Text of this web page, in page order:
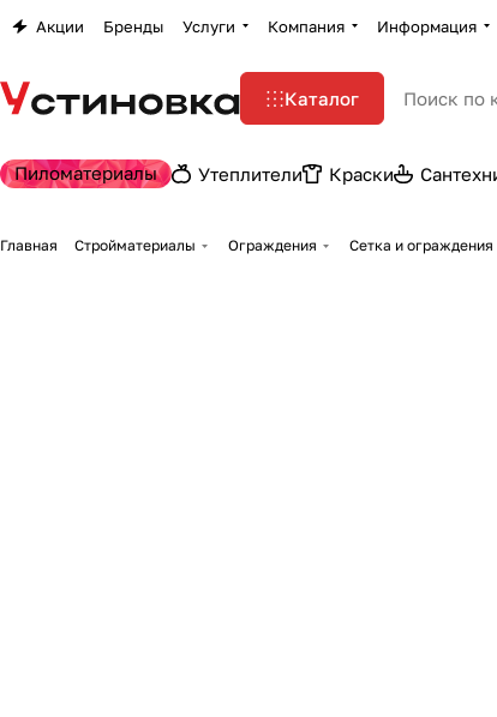
Акции Бренды Услуги Компания Информация
Каталог
Пиломатериалы Утеплители Краски
Главная Стройматериалы Ограждения Сетка и ограждения